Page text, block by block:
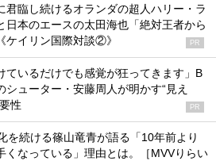
君臨し続けるオランダの超人ハリー・ラ
日本のエースの太田海也「絶対王者から
ケイリン国際対談②》
PR
ているだけでも感覚が狂ってきます」B
シューター・安藤周人が明かす“見え
性
PR
を続ける篠山竜青が語る「10年前より
くなっている」理由とは。［MVVりらい